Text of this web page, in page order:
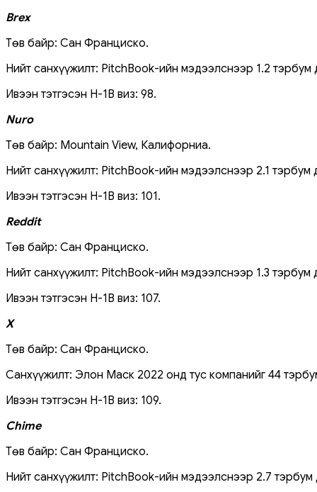
Brex
Төв байр: Сан Франциско.
Нийт санхүүжилт: PitchBook-ийн мэдээлснээр 1.2 тэрбум
Ивээн тэтгэсэн H-1B виз: 98.
Nuro
Төв байр: Mountain View, Калифорниа.
Нийт санхүүжилт: PitchBook-ийн мэдээлснээр 2.1 тэрбум
Ивээн тэтгэсэн H-1B виз: 101.
Reddit
Төв байр: Сан Франциско.
Нийт санхүүжилт: PitchBook-ийн мэдээлснээр 1.3 тэрбум
Ивээн тэтгэсэн H-1B виз: 107.
X
Төв байр: Сан Франциско.
Санхүүжилт: Элон Маск 2022 онд тус компанийг 44
Ивээн тэтгэсэн H-1B виз: 109.
Chime
Төв байр: Сан Франциско.
Нийт санхүүжилт: PitchBook-ийн мэдээлснээр 2.7 тэрбум